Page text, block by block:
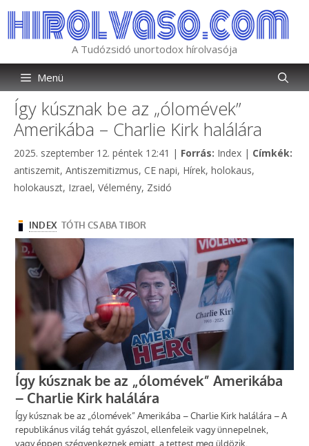
tartalomba
A Tudózsidó unortodox hírolvasója
Menü
Így kúsznak be az „ólomévek”
Amerikába – Charlie Kirk halálára
2025. szeptember 12. péntek 12:41 | Forrás: Kategória
Index | Címkék:
antiszemit, Antiszemitizmus, CE napi, Hírek, holokaus,
holokauszt, Izrael, Vélemény, Zsidó